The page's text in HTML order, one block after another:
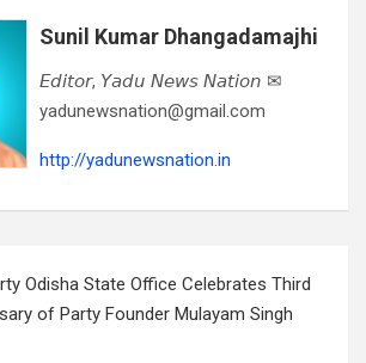
Sunil Kumar Dhangadamajhi
𝘌𝘥𝘪𝘵𝘰𝘳, 𝘠𝘢𝘥𝘶 𝘕𝘦𝘸𝘴 𝘕𝘢𝘵𝘪𝘰𝘯 ✉
yadunewsnation@gmail.com
http://yadunewsnation.in
Odisha State Office Celebrates Third
of Party Founder Mulayam Singh